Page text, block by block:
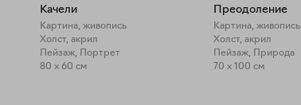
Качели
Картина, живопись
Холст, акрил
Пейзаж, Портрет
80 x 60 см
Преодоление
Картина, живопись
Холст, акрил
Пейзаж, Природа
70 x 100 см